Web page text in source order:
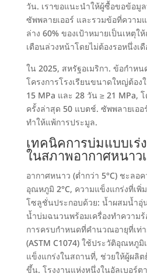
วัน. เราขอแนะนำให้ผู้ซื้อขอข้อมู
ซัพพลายเออร์ และรวมข้อที่ความ
ล่าง 60%ของเป้าหมายเป็นเหตุใ
เตือนล่วงหน้าโดยไม่ต้องรอหนึ่งเ
ใน 2025, สหรัฐอเมริกา. ข้อกำหน
โครงการโรงเรียนขนาดใหญ่ต้อง
15 MPa และ 28 วัน ≥21 MPa,
ครั้งล่าสุด 50 แบตช์. ซัพพลายเอ
ทำให้แพ้การประมูล.
เทคนิคการบ่มแบบเร่
ในสภาพอากาศหนาว
อากาศหนาว (ต่ำกว่า 5°C) ชะลอ
อุณหภูมิ 2°C, ความแข็งแกร่งที่เ
โซลูชั่นประกอบด้วย: น้ำผสมน้ำอุ่
น้ำบ่มฉนวนพร้อมเครื่องทำความ
การครบกำหนดที่คำนวณอายุที่เท่
(ASTM C1074)ใช้ประวัติอุณหภูมิ
แข็งแกร่งในสถานที่, ช่วยให้ผู้ผลิต
ขึ้น. โรงงานแห่งหนึ่งในอัลเบอร์ตา